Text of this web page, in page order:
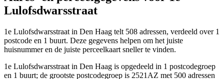
Lulofsdwarsstraat
1e Lulofsdwarsstraat in Den Haag telt 508 adressen, verdeeld over 1
postcode en 1 buurt. Deze gegevens helpen om het juiste
huisnummer en de juiste perceelkaart sneller te vinden.
1e Lulofsdwarsstraat in Den Haag is opgedeeld in 1 postcodegroep
en 1 buurt; de grootste postcodegroep is 2521AZ met 500 adressen